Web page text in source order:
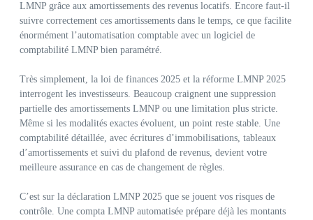
LMNP grâce aux amortissements des revenus locatifs. Encore faut-il
suivre correctement ces amortissements dans le temps, ce que facilite
énormément l’automatisation comptable avec un logiciel de
comptabilité LMNP bien paramétré.
Très simplement, la loi de finances 2025 et la réforme LMNP 2025
interrogent les investisseurs. Beaucoup craignent une suppression
partielle des amortissements LMNP ou une limitation plus stricte.
Même si les modalités exactes évoluent, un point reste stable. Une
comptabilité détaillée, avec écritures d’immobilisations, tableaux
d’amortissements et suivi du plafond de revenus, devient votre
meilleure assurance en cas de changement de règles.
C’est sur la déclaration LMNP 2025 que se jouent vos risques de
contrôle. Une compta LMNP automatisée prépare déjà les montants